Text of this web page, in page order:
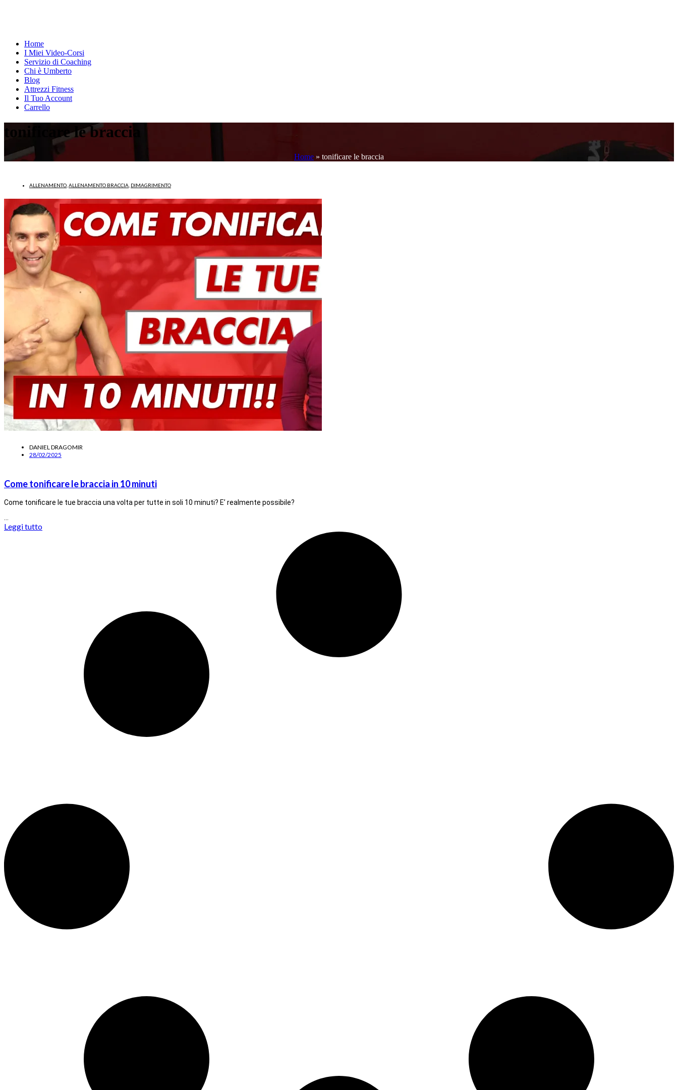
Home
I Miei Video-Corsi
Servizio di Coaching
Chi è Umberto
Blog
Attrezzi Fitness
Il Tuo Account
Carrello
tonificare le braccia
Home » tonificare le braccia
ALLENAMENTO ALLENAMENTO BRACCIA DIMAGRIMENTO
DANIEL DRAGOMIR
28/02/2025
Come tonificare le braccia in 10 minuti
Come tonificare le tue braccia una volta per tutte in soli 10 minuti? E’ realmente possibile?
Leggi tutto